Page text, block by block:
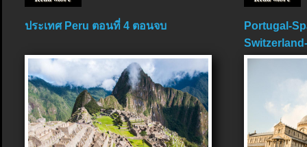
ประเทศ Peru ตอนที่ 4 ตอนจบ
Portugal-